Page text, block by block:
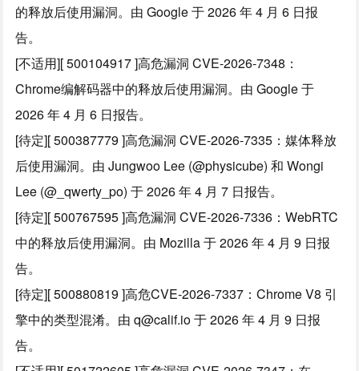
的释放后使用漏洞。由 Google 于 2026 年 4 月 6 日报
告。
[不适用][ 500104917 ]高危漏洞 CVE-2026-7348：
Chrome编解码器中的释放后使用漏洞。由 Google 于
2026 年 4 月 6 日报告。
[待定][ 500387779 ]高危漏洞 CVE-2026-7335：媒体释放
后使用漏洞。由 Jungwoo Lee (@physicube) 和 Wongi
Lee (@_qwerty_po) 于 2026 年 4 月 7 日报告。
[待定][ 500767595 ]高危漏洞 CVE-2026-7336：WebRTC
中的释放后使用漏洞。由 Mozilla 于 2026 年 4 月 9 日报
告。
[待定][ 500880819 ]高危CVE-2026-7337：Chrome V8 引
擎中的类型混淆。由 q@calif.io 于 2026 年 4 月 9 日报
告。